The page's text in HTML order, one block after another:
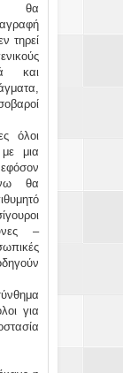
θα
τηρεί
και
όλοι
μια
θα
–
για